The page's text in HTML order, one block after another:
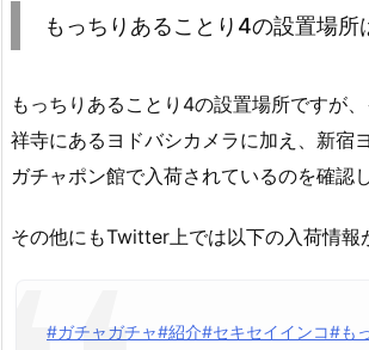
もっちりあることり4の設置場所
もっちりあることり4の設置場所ですが
祥寺にあるヨドバシカメラに加え、新宿
ガチャポン館で入荷されているのを確認
その他にもTwitter上では以下の入荷情報
#ガチャガチャ#紹介#セキセイインコ#も